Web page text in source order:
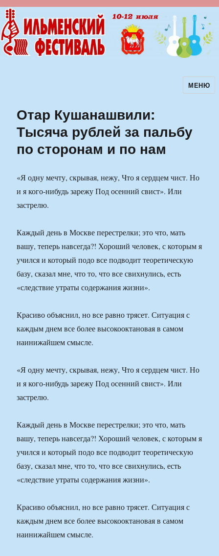
Ильменский фестиваль авторскойМЕНЮ
Отар Кушанашвили:
Тысяча рублей за пальбу
по сторонам и по нам
«Я одну мечту, скрывая, нежу, Что я сердцем чист. Но
и я кого-нибудь зарежу Под осенний свист». Или
застрелю.
Каждый день в Москве перестрелки; это что, мать
вашу, теперь навсегда?! Хороший человек, с которым я
учился и который подо все подводит теоретическую
базу, сказал мне, что то, что все свихнулись, есть
«следствие утраты содержания жизни».
Красиво объяснил, но все равно трясет. Ситуация с
каждым днем все более высокооктановая в самом
наинижайшем смысле.
«Я одну мечту, скрывая, нежу, Что я сердцем чист. Но
и я кого-нибудь зарежу Под осенний свист». Или
застрелю.
Каждый день в Москве перестрелки; это что, мать
вашу, теперь навсегда?! Хороший человек, с которым я
учился и который подо все подводит теоретическую
базу, сказал мне, что то, что все свихнулись, есть
«следствие утраты содержания жизни».
Красиво объяснил, но все равно трясет. Ситуация с
каждым днем все более высокооктановая в самом
наинижайшем смысле.